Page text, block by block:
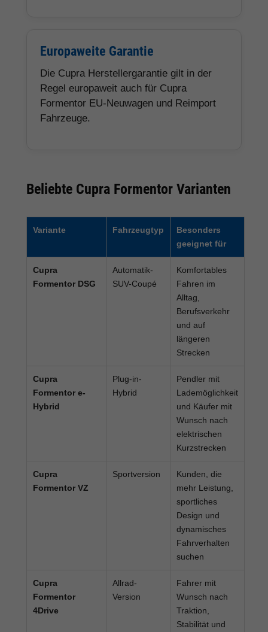
Europaweite Garantie
Die Cupra Herstellergarantie gilt in der
Regel europaweit auch für Cupra
Formentor EU-Neuwagen und Reimport
Fahrzeuge.
Beliebte Cupra Formentor Varianten
Variante Fahrzeugtyp
Besonders
geeignet für
Cupra
Formentor DSG
Automatik-
SUV-Coupé
Komfortables
Fahren im
Alltag,
Berufsverkehr
und auf
längeren
Strecken
Cupra
Formentor e-
Hybrid
Plug-in-
Hybrid
Pendler mit
Lademöglichkeit
und Käufer mit
Wunsch nach
elektrischen
Kurzstrecken
Cupra
Formentor VZ
Sportversion
Kunden, die
mehr Leistung,
sportliches
Design und
dynamisches
Fahrverhalten
suchen
Cupra
Formentor
4Drive
Allrad-
Version
Fahrer mit
Wunsch nach
Traktion,
Stabilität und